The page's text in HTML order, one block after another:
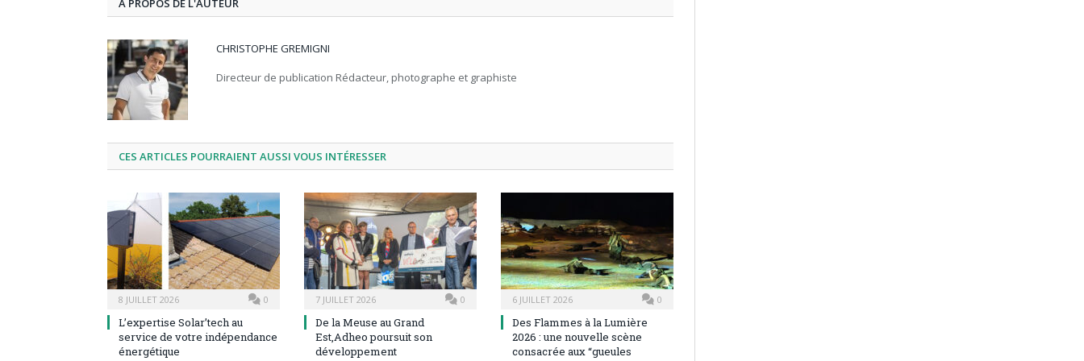
À PROPOS DE L'AUTEUR
CHRISTOPHE GREMIGNI
Directeur de publication Rédacteur, photographe et graphiste
CES ARTICLES POURRAIENT AUSSI VOUS INTÉRESSER
8 JUILLET 2026 0
L’expertise Solar’tech au
service de votre indépendance
énergétique
7 JUILLET 2026 0
De la Meuse au Grand
Est,Adheo poursuit son
développement
6 JUILLET 2026 0
Des Flammes à la Lumière
2026 : une nouvelle scène
consacrée aux “gueules